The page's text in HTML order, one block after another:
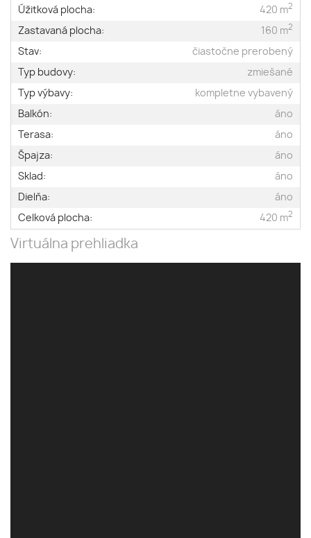
Úžitková plocha:
420 m2
Zastavaná plocha: 160 m2
Stav:
čiastočne prerobený
Typ budovy:
zmiešané
Typ výbavy:
kompletne vybavený
Balkón:
áno
Terasa:
áno
Špajza:
áno
Sklad:
áno
Dielňa:
áno
Celková plocha:
420 m2
Virtuálna prehliadka